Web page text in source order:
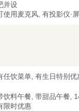
并设
使用麦克风, 有投影仪·
任饮菜单, 有生日特别
饮料午餐, 带甜品午餐,
限时优惠